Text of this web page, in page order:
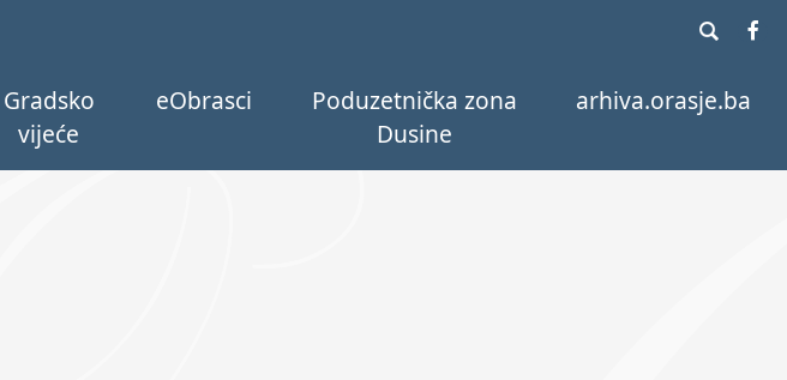
Gradsko
vijeće
eObrasci
Poduzetnička zona
Dusine
arhiva.orasje.ba